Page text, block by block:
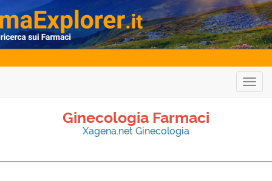
Ginecologia Farmaci
Xagena.net Ginecologia